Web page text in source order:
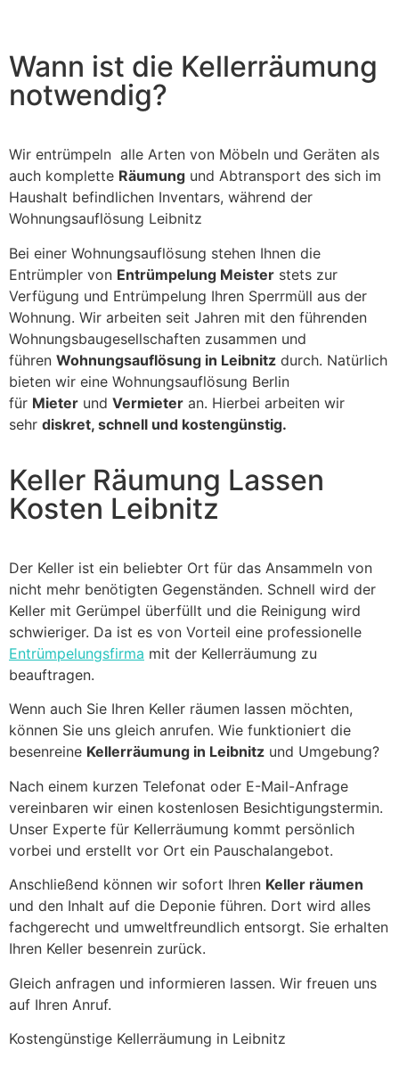
blank
Wann ist die Kellerräumung
notwendig?
Wir entrümpeln alle Arten von Möbeln und Geräten als
auch komplette Räumung und Abtransport des sich im
Haushalt befindlichen Inventars, während der
Wohnungsauflösung Leibnitz
Bei einer Wohnungsauflösung stehen Ihnen die
Entrümpler von Entrümpelung Meister stets zur
Verfügung und Entrümpelung Ihren Sperrmüll aus der
Wohnung. Wir arbeiten seit Jahren mit den führenden
Wohnungsbaugesellschaften zusammen und
führen Wohnungsauflösung in Leibnitz durch. Natürlich
bieten wir eine Wohnungsauflösung Berlin
für Mieter und Vermieter an. Hierbei arbeiten wir
sehr diskret, schnell und kostengünstig.
Keller Räumung Lassen
Kosten Leibnitz
Der Keller ist ein beliebter Ort für das Ansammeln von
nicht mehr benötigten Gegenständen. Schnell wird der
Keller mit Gerümpel überfüllt und die Reinigung wird
schwieriger. Da ist es von Vorteil eine professionelle
Entrümpelungsfirma mit der Kellerräumung zu
beauftragen.
Wenn auch Sie Ihren Keller räumen lassen möchten,
können Sie uns gleich anrufen. Wie funktioniert die
besenreine Kellerräumung in Leibnitz und Umgebung?
Nach einem kurzen Telefonat oder E-Mail-Anfrage
vereinbaren wir einen kostenlosen Besichtigungstermin.
Unser Experte für Kellerräumung kommt persönlich
vorbei und erstellt vor Ort ein Pauschalangebot.
Anschließend können wir sofort Ihren Keller räumen
und den Inhalt auf die Deponie führen. Dort wird alles
fachgerecht und umweltfreundlich entsorgt. Sie erhalten
Ihren Keller besenrein zurück.
Gleich anfragen und informieren lassen. Wir freuen uns
auf Ihren Anruf.
Kostengünstige Kellerräumung in Leibnitz